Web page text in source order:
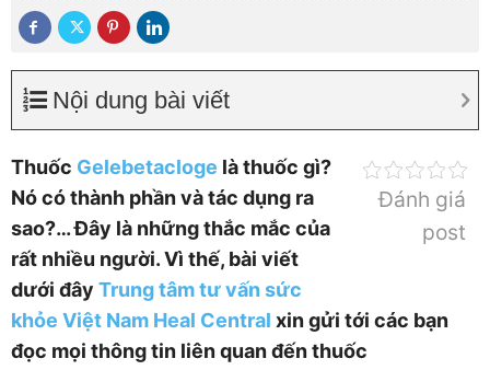
Nội dung bài viết
Đánh giá
post
Thuốc Gelebetacloge là thuốc gì?
Nó có thành phần và tác dụng ra
sao?… Đây là những thắc mắc của
rất nhiều người. Vì thế, bài viết
dưới đây Trung tâm tư vấn sức
khỏe Việt Nam Heal Central xin gửi tới các bạn
đọc mọi thông tin liên quan đến thuốc